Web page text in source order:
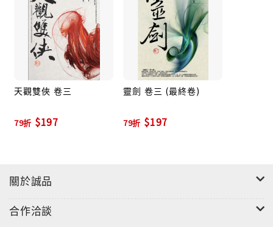
正當凌霄情不自禁地對燕龍心生傾慕時，不意幼妹凌雲
也對女扮男裝的燕龍顛倒不已，竟為此離家出走。凌霄
為追回妹妹而重入江湖，目睹了非正非邪的幫派「龍
幫」的興起。龍幫高手如雲，而被稱為「龍頭」的龍幫
幫主神祕詭異，不但挾持了凌雲，更將燕龍掌握在手
中。為了奪回這兩個他心中最珍貴重視的女子，凌霄不
凌霄才驚然發覺一切並不如他所想……
天觀雙俠 卷三
79折 $197
靈劍 卷三 (最終卷)
79折 $197
關於誠品
合作洽談